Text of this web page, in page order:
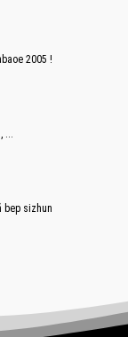
2005 !
...
bep sizhun